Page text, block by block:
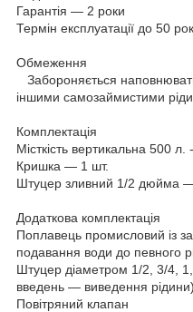
Гарантія — 2 роки
Термін експлуатації до 50
Обмеження
Забороняється
іншими самозаймистими
Комплектація
Місткість вертикальна 500 л.
Кришка — 1 шт.
Штуцер зливний 1/2 дюйма
Додаткова комплектація
Поплавець промисловий із
подавання води до певного
Штуцер діаметром 1/2, 3/4,
введень — виведення рідини).
Повітряний клапан